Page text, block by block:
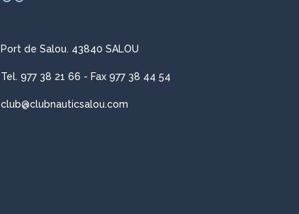
Port de Salou. 43840 SALOU
Tel. 977 38 21 66 - Fax 977 38 44 54
club@clubnauticsalou.com